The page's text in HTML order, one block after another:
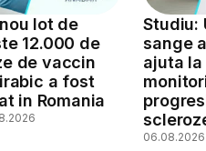
lot de
12.000 de
de vaccin
a fost
in Romania
Studiu:
sange
ajuta la
06.08.2026